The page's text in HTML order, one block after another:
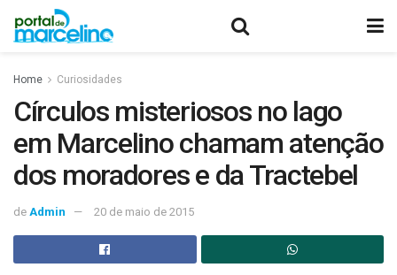
Home Curiosidades
Círculos misteriosos no lago
em Marcelino chamam atenção
dos moradores e da Tractebel
de Admin 20 de maio de 2015